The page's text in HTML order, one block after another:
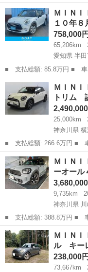
名： ＭＩＮＩ ■ 車種名
ーパー アルミホイール
Ｄ エアコン パワ...
埼玉 越谷市
ＭＩＮ
１０年
758,000円
65,206km
愛知県 半田
■ 支払総額: 85.8万円 ■ 車両本体価格： 758,000 円 ■ メーカー
名： ＭＩＮＩ ■ 車種名
Ｄ 禁煙車 車検１０年
ＰＣＤ スマ...
愛知 半田市
ＭＩＮＩ
トリム
25,000km
神奈川県
■ 支払総額: 266.6万円 ■ 車両本体価格： 2,490,000 円 ■ メーカ
ー名： ＭＩＮＩ ■ 車種
ーＤ クラシック・トリム
簿 衝突...
神奈川 横浜市
ＭＩＮ
ーオー
9,735km
神奈川県
■ 支払総額: 388.8万円 ■ 車両本体価格： 3,680,000 円 ■ メーカ
ー名： ＭＩＮＩ ■ 車種
ーＤ クロスオーバーオー
年保証 ...
神奈川 川崎市
ＭＩＮ
ル キー
238,000円
73,667km